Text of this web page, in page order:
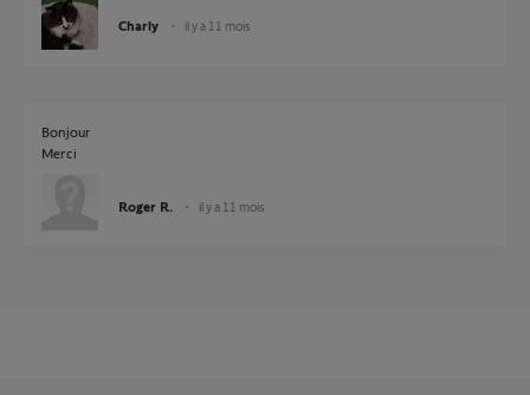
Charly il y a 11 mois
Bonjour
Merci
Roger R. il y a 11 mois